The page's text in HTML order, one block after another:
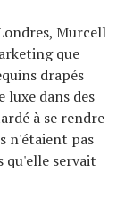
Murcell
que
drapés
luxe dans des
à se rendre
n'étaient pas
qu'elle servait